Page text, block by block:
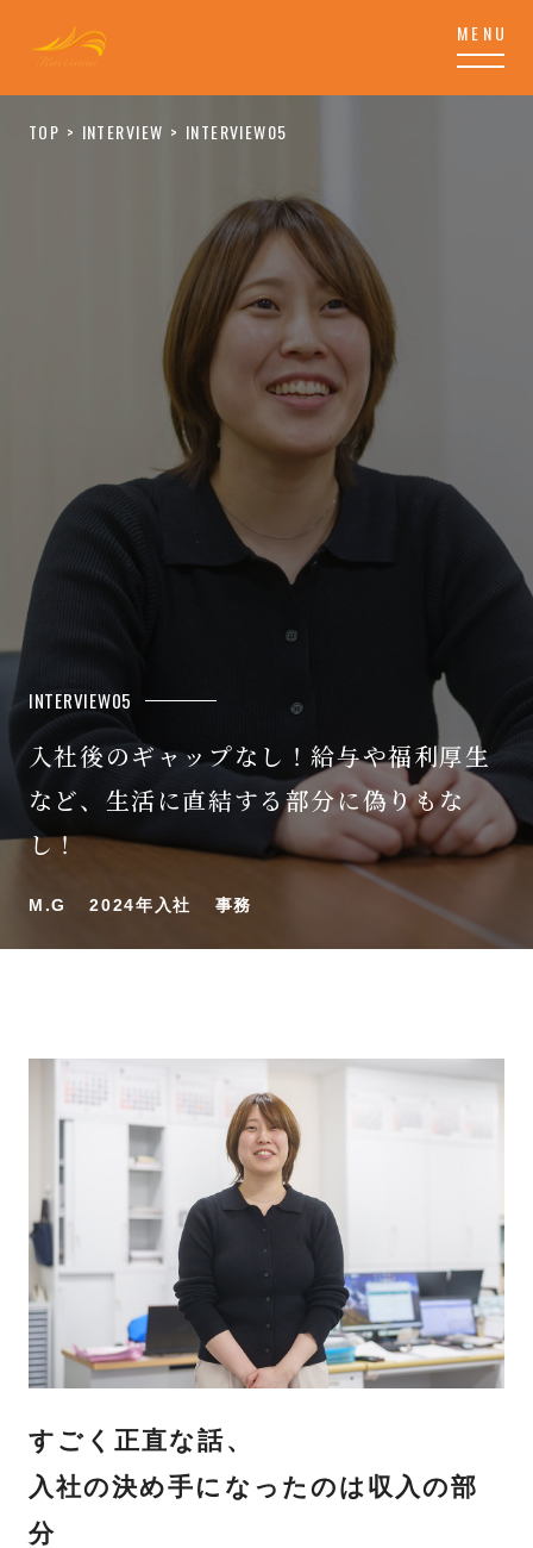
TOP INTERVIEW INTERVIEW05
INTERVIEW05
入社後のギャップなし！給与や福利厚生
など、生活に直結する部分に偽りもな
し！
M.G 2024年入社 事務
すごく正直な話、
入社の決め手になったのは収入の部
分